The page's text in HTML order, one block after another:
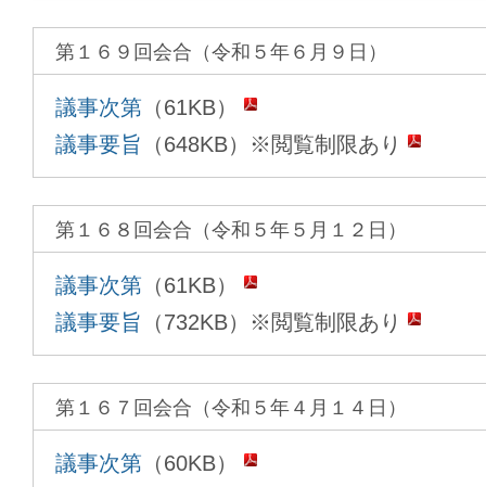
第１６９回会合（令和５年６月９日）
議事次第 （61KB）
議事要旨 （648KB）※閲覧制限あり
第１６８回会合（令和５年５月１２日）
議事次第 （61KB）
議事要旨 （732KB）※閲覧制限あり
第１６７回会合（令和５年４月１４日）
議事次第 （60KB）